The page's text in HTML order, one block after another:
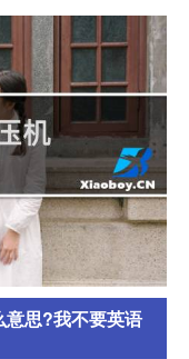
意思?我不要英语